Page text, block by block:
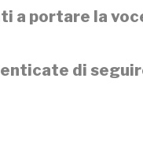
a portare la
di